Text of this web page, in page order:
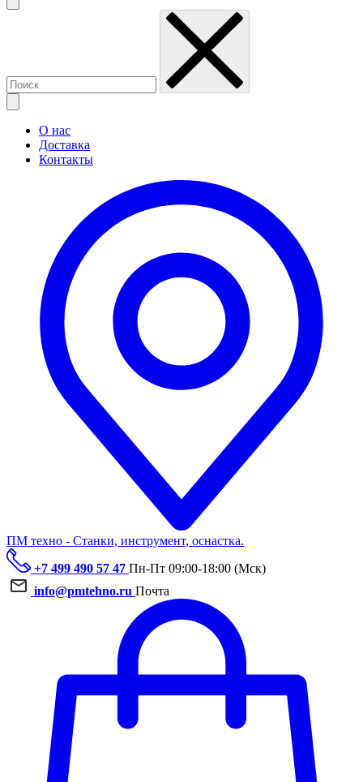
О нас
Доставка
Контакты
ПМ техно - Станки, инструмент, оснастка.
+7 499 490 57 47 Пн-Пт 09:00-18:00 (Мск)
info@pmtehno.ru Почта